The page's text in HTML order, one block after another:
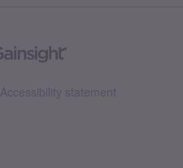
Accessibility statement